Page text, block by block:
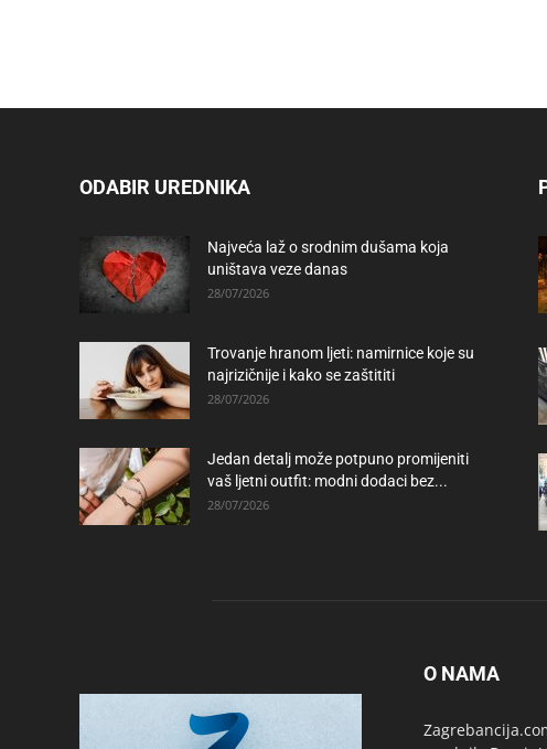
ODABIR UREDNIKA
Najveća laž o srodnim dušama koja
uništava veze danas
28/07/2026
Trovanje hranom ljeti: namirnice koje su
najrizičnije i kako se zaštititi
28/07/2026
Jedan detalj može potpuno promijeniti
vaš ljetni outfit: modni dodaci bez...
28/07/2026
O NAMA